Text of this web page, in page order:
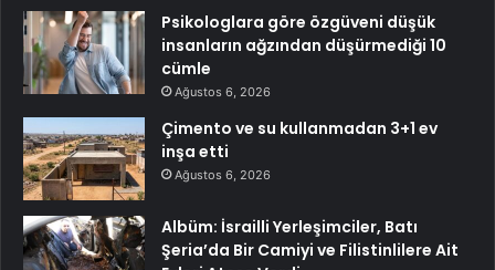
Psikologlara göre özgüveni düşük
insanların ağzından düşürmediği 10
cümle
Ağustos 6, 2026
Çimento ve su kullanmadan 3+1 ev
inşa etti
Ağustos 6, 2026
Albüm: İsrailli Yerleşimciler, Batı
Şeria’da Bir Camiyi ve Filistinlilere Ait